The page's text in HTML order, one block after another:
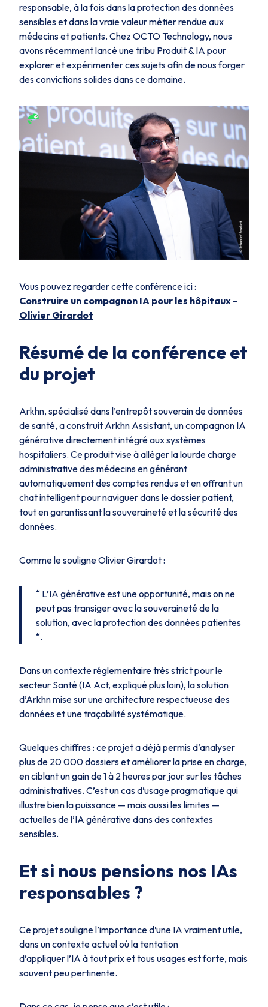
responsable, à la fois dans la protection des données
sensibles et dans la vraie valeur métier rendue aux
médecins et patients. Chez OCTO Technology, nous
avons récemment lancé une tribu Produit & IA pour
explorer et expérimenter ces sujets afin de nous forger
des convictions solides dans ce domaine.
Vous pouvez regarder cette conférence ici :
Construire un compagnon IA pour les hôpitaux -
Olivier Girardot
Résumé de la conférence et
du projet
Arkhn, spécialisé dans l’entrepôt souverain de données
de santé, a construit Arkhn Assistant, un compagnon IA
générative directement intégré aux systèmes
hospitaliers. Ce produit vise à alléger la lourde charge
administrative des médecins en générant
automatiquement des comptes rendus et en offrant un
chat intelligent pour naviguer dans le dossier patient,
tout en garantissant la souveraineté et la sécurité des
données.
Comme le souligne Olivier Girardot :
“ L’IA générative est une opportunité, mais on ne
peut pas transiger avec la souveraineté de la
solution, avec la protection des données patientes
“.
Dans un contexte réglementaire très strict pour le
secteur Santé (IA Act, expliqué plus loin), la solution
d’Arkhn mise sur une architecture respectueuse des
données et une traçabilité systématique.
Quelques chiffres : ce projet a déjà permis d’analyser
plus de 20 000 dossiers et améliorer la prise en charge,
en ciblant un gain de 1 à 2 heures par jour sur les tâches
administratives. C’est un cas d’usage pragmatique qui
illustre bien la puissance — mais aussi les limites —
actuelles de l’IA générative dans des contextes
sensibles.​
Et si nous pensions nos IAs
responsables ?
Ce projet souligne l’importance d’une IA vraiment utile,
dans un contexte actuel où la tentation
d’appliquer l’IA à tout prix et tous usages est forte, mais
souvent peu pertinente.